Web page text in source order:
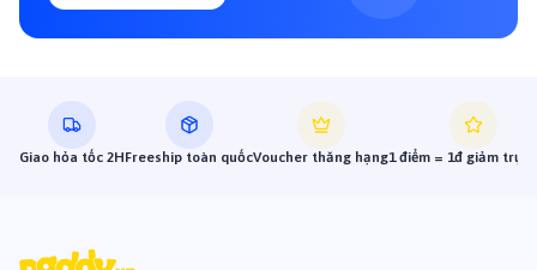
Giao hỏa tốc 2HFreeship toàn quốcVoucher thăng hạng1 điểm = 1đ giảm trực